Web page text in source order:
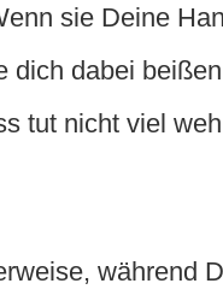
sie Deine
dich dabei
tut nicht viel
während